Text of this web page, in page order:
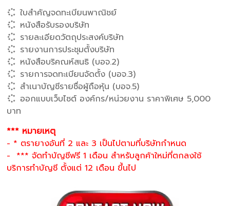
ใบสำคัญจดทะเบียนพาณิชย์
หนังสือรับรองบริษัท
รายละเอียดวัตถุประสงค์บริษัท
รายงานการประชุมตั้งบริษัท
หนังสือบริคณห์สนธิ (บอจ.2)
รายการจดทะเบียนจัดตั้ง (บอจ.3)
สำเนาบัญชีรายชื่อผู้ถือหุ้น (บอจ.5)
ออกแบบเว็บไซต์ องค์กร/หน่วยงาน ราคาพิเศษ 5,000
บาท
*** หมายเหตุ
- * ตรายางอันที่ 2 และ 3 เป็นไปตามที่บริษัทกำหนด
- *** จัดทำบัญชีฟรี 1 เดือน สำหรับลูกค้าใหม่ที่ตกลงใช้
บริการทำบัญชี ตั้งแต่ 12 เดือน ขึ้นไป